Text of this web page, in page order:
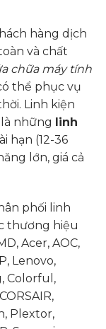
hàng dịch
và chất
chữa máy tính
thể phục vụ
Linh kiện
những linh
hạn (12-36
lớn, giá cả
phối linh
thương hiệu
Acer, AOC,
Lenovo,
Colorful,
Plextor,